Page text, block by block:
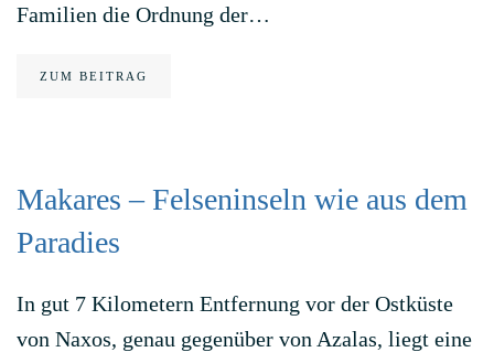
Familien die Ordnung der…
ZUM BEITRAG
Makares – Felseninseln wie aus dem
Paradies
In gut 7 Kilometern Entfernung vor der Ostküste
von Naxos, genau gegenüber von Azalas, liegt eine